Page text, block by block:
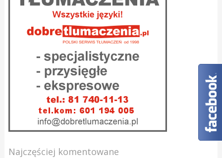
Najczęściej komentowane